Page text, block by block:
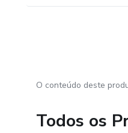
O conteúdo deste
Todos os